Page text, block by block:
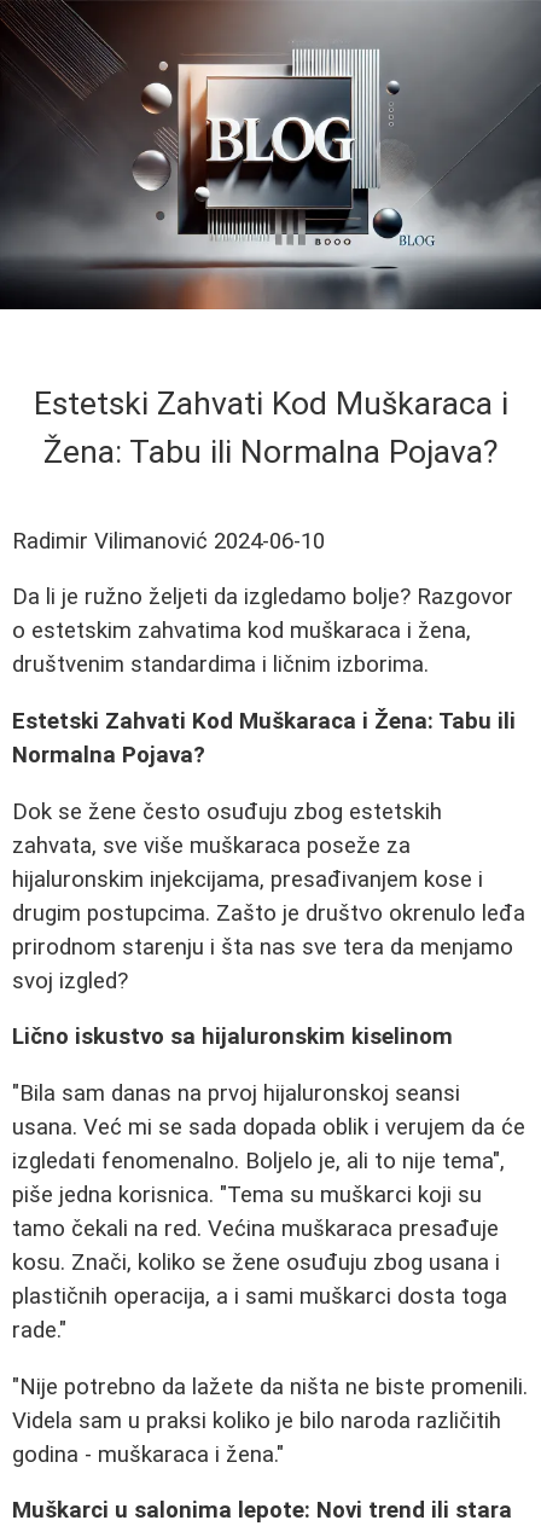
Estetski Zahvati Kod Muškaraca i
Žena: Tabu ili Normalna Pojava?
Radimir Vilimanović 2024-06-10
Da li je ružno željeti da izgledamo bolje? Razgovor
o estetskim zahvatima kod muškaraca i žena,
društvenim standardima i ličnim izborima.
Estetski Zahvati Kod Muškaraca i Žena: Tabu ili
Normalna Pojava?
Dok se žene često osuđuju zbog estetskih
zahvata, sve više muškaraca poseže za
hijaluronskim injekcijama, presađivanjem kose i
drugim postupcima. Zašto je društvo okrenulo leđa
prirodnom starenju i šta nas sve tera da menjamo
svoj izgled?
Lično iskustvo sa hijaluronskim kiselinom
"Bila sam danas na prvoj hijaluronskoj seansi
usana. Već mi se sada dopada oblik i verujem da će
izgledati fenomenalno. Boljelo je, ali to nije tema",
piše jedna korisnica. "Tema su muškarci koji su
tamo čekali na red. Većina muškaraca presađuje
kosu. Znači, koliko se žene osuđuju zbog usana i
plastičnih operacija, a i sami muškarci dosta toga
rade."
"Nije potrebno da lažete da ništa ne biste promenili.
Videla sam u praksi koliko je bilo naroda različitih
godina - muškaraca i žena."
Muškarci u salonima lepote: Novi trend ili stara